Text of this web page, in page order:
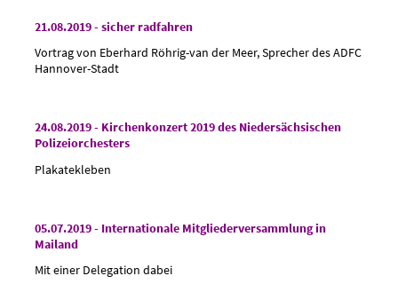
21.08.2019 - sicher radfahren
Vortrag von Eberhard Röhrig-van der Meer, Sprecher des ADFC
Hannover-Stadt
24.08.2019 - Kirchenkonzert 2019 des Niedersächsischen
Polizeiorchesters
Plakatekleben
05.07.2019 - Internationale Mitgliederversammlung in
Mailand
Mit einer Delegation dabei